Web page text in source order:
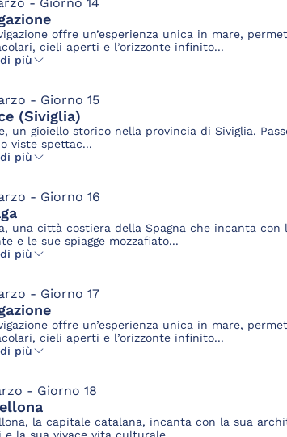
- Giorno 14
offre un’esperienza unica in mare,
cieli aperti e l’orizzonte infinito...
più
- Giorno 15
(Siviglia)
un gioiello storico nella provincia di Siviglia.
viste spettac...
più
- Giorno 16
una città costiera della Spagna che incanta
e le sue spiagge mozzafiato...
più
- Giorno 17
offre un’esperienza unica in mare,
cieli aperti e l’orizzonte infinito...
più
- Giorno 18
la capitale catalana, incanta con la sua